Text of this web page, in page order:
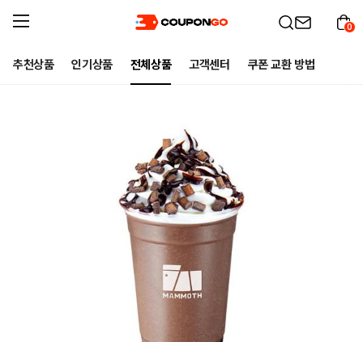
추천상품 인기상품 전체상품 고객센터 쿠폰 교환 방법
0